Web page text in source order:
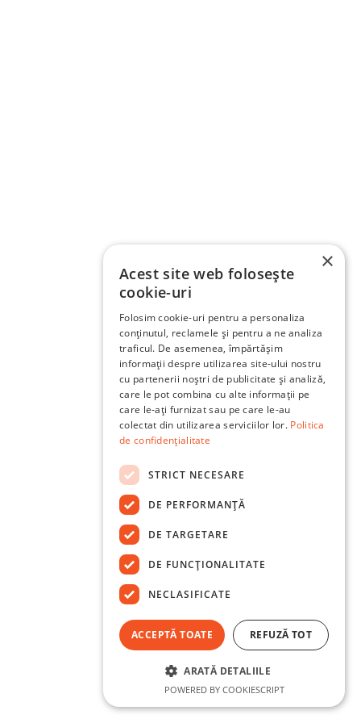
×
Acest site web folosește
cookie-uri
Folosim cookie-uri pentru a personaliza
conținutul, reclamele și pentru a ne analiza
traficul. De asemenea, împărtășim
informații despre utilizarea site-ului nostru
cu partenerii noștri de publicitate și analiză,
care le pot combina cu alte informații pe
care le-ați furnizat sau pe care le-au
colectat din utilizarea serviciilor lor. Politica
de confidențialitate
STRICT NECESARE
DE PERFORMANȚĂ
DE TARGETARE
DE FUNCŢIONALITATE
NECLASIFICATE
ACCEPTĂ TOATE REFUZĂ TOT
ARATĂ DETALIILE
POWERED BY COOKIESCRIPT